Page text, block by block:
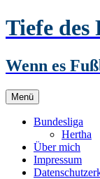
Zum
Inhalt
Tiefe des
Wenn es
Menü
Bundesliga
Hertha
Über mich
Impressum